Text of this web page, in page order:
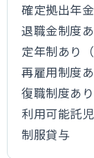
確定拠出年金
退職金制度
定年制あり
再雇用制度
復職制度あり
利用可能託
制服貸与